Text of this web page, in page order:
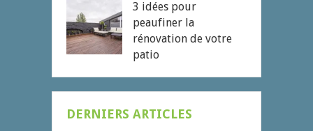
3 idées pour
peaufiner la
rénovation de votre
patio
DERNIERS ARTICLES